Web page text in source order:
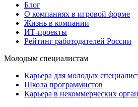
Блог
О компаниях в игровой форме
Жизнь в компании
ИТ-проекты
Рейтинг работодателей России
Молодым специалистам
Карьера для молодых
Школа программистов
Карьера в некоммерческих